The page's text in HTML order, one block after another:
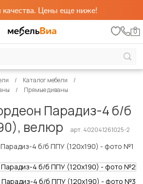
качества. Цены еще ниже!
0
Каталог мебели
Прямые диваны
Парадиз-4 б/б
велюр
арт. 402041261025-2